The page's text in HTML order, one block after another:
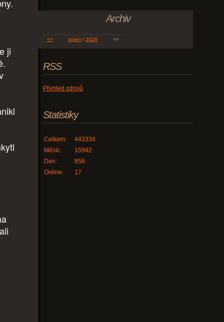
ji
Archiv
<< srpen / 2026 >>
RSS
Přehled zdrojů
Statistiky
Online: 17
Celkem:
443334
Měsíc:
15942
Den:
856